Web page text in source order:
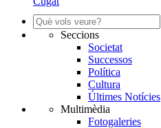
Seccions
Societat
Successos
Política
Cultura
Últimes Notícies
Multimèdia
Fotogaleries